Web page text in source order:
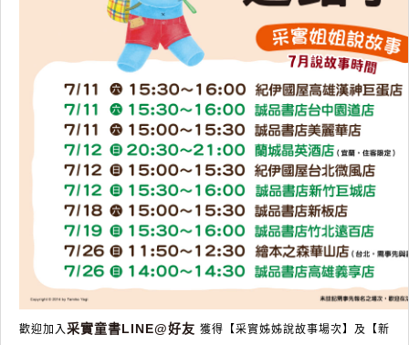
歡迎加入采實童書LINE@好友 獲得【采實姊姊說故事場次】及【新